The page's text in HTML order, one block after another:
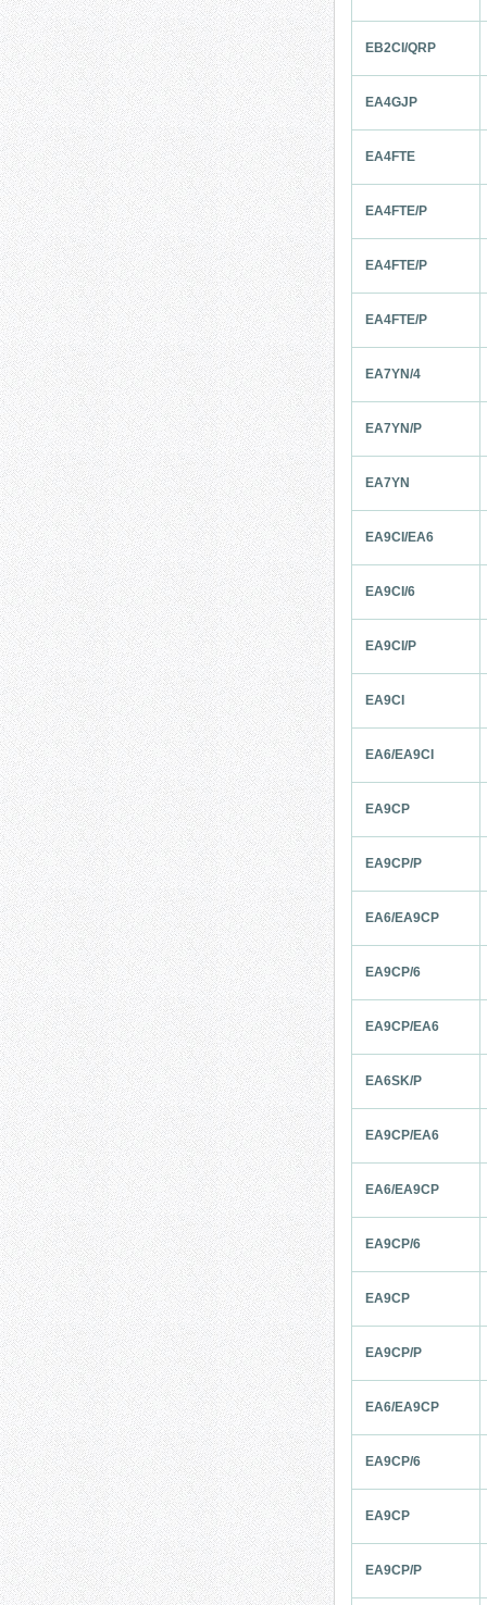
EB2CI/QRP
EA4GJP
EA4FTE
EA4FTE/P
EA4FTE/P
EA4FTE/P
EA7YN/4
EA7YN/P
EA7YN
EA9CI/EA6
EA9CI/6
EA9CI/P
EA9CI
EA6/EA9CI
EA9CP
EA9CP/P
EA6/EA9CP
EA9CP/6
EA9CP/EA6
EA6SK/P
EA9CP/EA6
EA6/EA9CP
EA9CP/6
EA9CP
EA9CP/P
EA6/EA9CP
EA9CP/6
EA9CP
EA9CP/P